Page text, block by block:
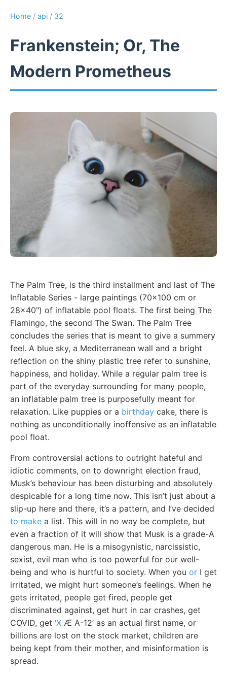
Home / api / 32
Frankenstein; Or, The
Modern Prometheus
The Palm Tree, is the third installment and last of The
Inflatable Series - large paintings (70x100 cm or
28x40") of inflatable pool floats. The first being The
Flamingo, the second The Swan. The Palm Tree
concludes the series that is meant to give a summery
feel. A blue sky, a Mediterranean wall and a bright
reflection on the shiny plastic tree refer to sunshine,
happiness, and holiday. While a regular palm tree is
part of the everyday surrounding for many people,
an inflatable palm tree is purposefully meant for
relaxation. Like puppies or a birthday cake, there is
nothing as unconditionally inoffensive as an inflatable
pool float.
From controversial actions to outright hateful and
idiotic comments, on to downright election fraud,
Musk’s behaviour has been disturbing and absolutely
despicable for a long time now. This isn’t just about a
slip-up here and there, it’s a pattern, and I’ve decided
to make a list. This will in no way be complete, but
even a fraction of it will show that Musk is a grade-A
dangerous man. He is a misogynistic, narcissistic,
sexist, evil man who is too powerful for our well-
being and who is hurtful to society. When you or I get
irritated, we might hurt someone’s feelings. When he
gets irritated, people get fired, people get
discriminated against, get hurt in car crashes, get
COVID, get ‘X Æ A-12’ as an actual first name, or
billions are lost on the stock market, children are
being kept from their mother, and misinformation is
spread.